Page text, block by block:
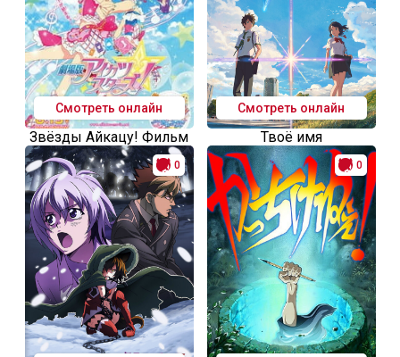
Смотреть онлайн
Звёзды Айкацу! Фильм
Смотреть онлайн
Твоё имя
0 0